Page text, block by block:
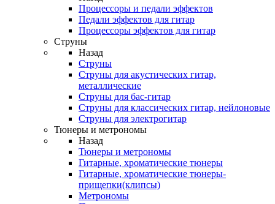
Процессоры и педали эффектов
Педали эффектов для гитар
Процессоры эффектов для гитар
Струны
Назад
Струны
Струны для акустических гитар,
металлические
Струны для бас-гитар
Струны для классических гитар, нейлоновые
Струны для электрогитар
Тюнеры и метрономы
Назад
Тюнеры и метрономы
Гитарные, хроматические тюнеры
Гитарные, хроматические тюнеры-
прищепки(клипсы)
Метрономы